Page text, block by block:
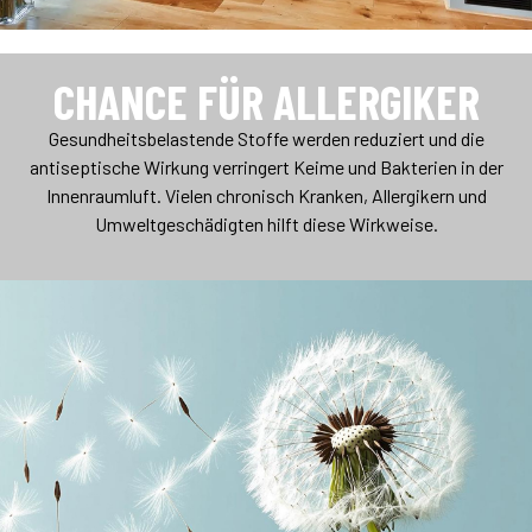
CHANCE FÜR ALLERGIKER
Gesundheitsbelastende Stoffe werden reduziert und die
antiseptische Wirkung verringert Keime und Bakterien in der
Innenraumluft. Vielen chronisch Kranken, Allergikern und
Umweltgeschädigten hilft diese Wirkweise.